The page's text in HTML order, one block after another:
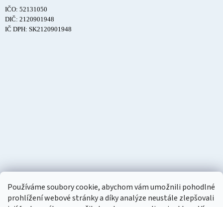
Používáme soubory cookie, abychom vám umožnili pohodlné
prohlížení webové stránky a díky analýze neustále zlepšovali
IČO: 52131050
DIČ: 2120901948
IČ DPH: SK2120901948